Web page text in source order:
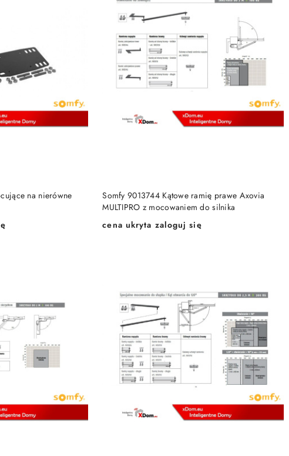
na nierówne
KOSZYKA
Somfy 9013744 Kątowe ramię prawe Axovia
MULTIPRO z mocowaniem do silnika
Cena:
cena ukryta zaloguj się
DODAJ DO KOSZYKA